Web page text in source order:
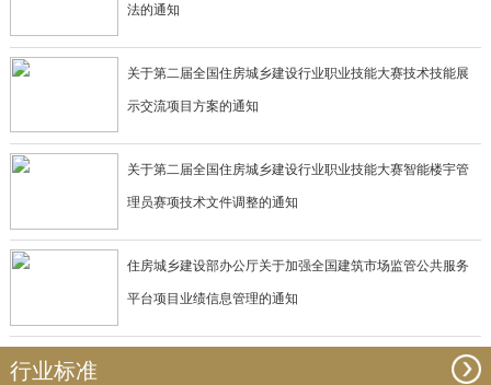
法的通知
关于第二届全国住房城乡建设行业职业技能大赛技术技能展
示交流项目方案的通知
关于第二届全国住房城乡建设行业职业技能大赛智能楼宇管
理员赛项技术文件调整的通知
住房城乡建设部办公厅关于加强全国建筑市场监管公共服务
平台项目业绩信息管理的通知
行业标准